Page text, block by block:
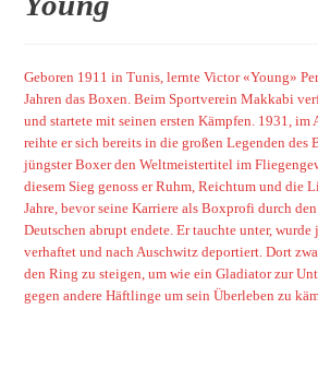
Geboren 1911 in Tunis, lernte Victor «Young»
Jahren das Boxen. Beim Sportverein Makkabi
und startete mit seinen ersten Kämpfen. 1931, im
reihte er sich bereits in die großen Legenden des
jüngster Boxer den Weltmeistertitel im
diesem Sieg genoss er Ruhm, Reichtum und die
Jahre, bevor seine Karriere als Boxprofi durch
Deutschen abrupt endete. Er tauchte unter, wurde
verhaftet und nach Auschwitz deportiert. Dort
den Ring zu steigen, um wie ein Gladiator zur
gegen andere Häftlinge um sein Überleben zu